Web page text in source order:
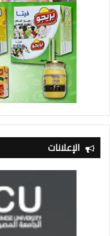
الإعلانات